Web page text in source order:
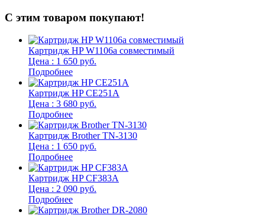
С этим товаром покупают!
Картридж HP W1106a совместимый
Цена : 1 650 руб.
Подробнее
Картридж HP CE251A
Цена : 3 680 руб.
Подробнее
Картридж Brother TN-3130
Цена : 1 650 руб.
Подробнее
Картридж HP CF383A
Цена : 2 090 руб.
Подробнее